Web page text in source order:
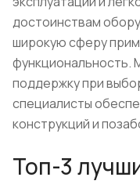
достоинствам
широкую сферу
функциональность.
поддержку при
специалисты
конструкций и
Топ-3